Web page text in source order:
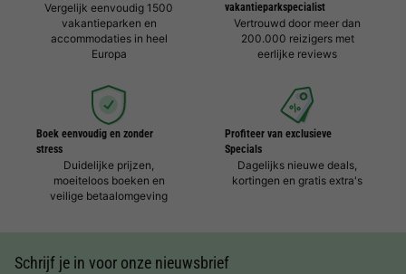
Vergelijk eenvoudig 1500
vakantieparken en
accommodaties in heel
Europa
vakantieparkspecialist
Vertrouwd door meer dan
200.000 reizigers met
eerlijke reviews
Boek eenvoudig en zonder
stress
Duidelijke prijzen,
moeiteloos boeken en
veilige betaalomgeving
Profiteer van exclusieve
Specials
Dagelijks nieuwe deals,
kortingen en gratis extra's
Schrijf je in voor onze nieuwsbrief